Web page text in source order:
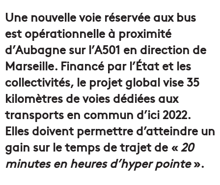
Une nouvelle voie réservée aux bus
est opérationnelle à proximité
d’Aubagne sur l’A501 en direction de
Marseille. Financé par l’État et les
collectivités, le projet global vise 35
kilomètres de voies dédiées aux
transports en commun d’ici 2022.
Elles doivent permettre d’atteindre un
gain sur le temps de trajet de «20
minutes en heures d’hyper pointe».